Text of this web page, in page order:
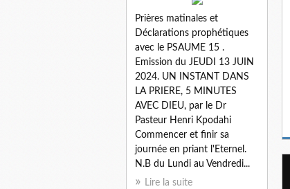
Prières matinales et
Déclarations prophétiques
avec le PSAUME 15 .
Emission du JEUDI 13 JUIN
2024. UN INSTANT DANS
LA PRIERE, 5 MINUTES
AVEC DIEU, par le Dr
Pasteur Henri Kpodahi
Commencer et finir sa
journée en priant l'Eternel.
N.B du Lundi au Vendredi...
Lire la suite